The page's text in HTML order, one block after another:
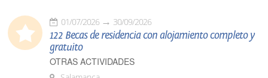
01/07/2026 30/09/2026
122 Becas de residencia con alojamiento completo y
gratuito
OTRAS ACTIVIDADES